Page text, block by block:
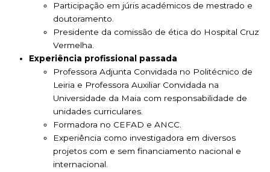
Participação em júris académicos de mestrado e
doutoramento.
Presidente da comissão de ética do Hospital Cruz
Vermelha.
Experiência profissional passada
Professora Adjunta Convidada no Politécnico de
Leiria e Professora Auxiliar Convidada na
Universidade da Maia com responsabilidade de
unidades curriculares.
Formadora no CEFAD e ANCC.
Experiência como investigadora em diversos
projetos com e sem financiamento nacional e
internacional.